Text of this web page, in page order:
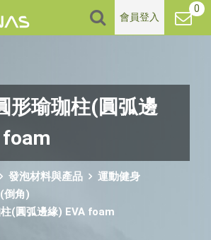
0
會員登入
形瑜珈柱(圓弧邊
foam
發泡材料與產品
運動健身
倒角)
(圓弧邊緣) EVA foam